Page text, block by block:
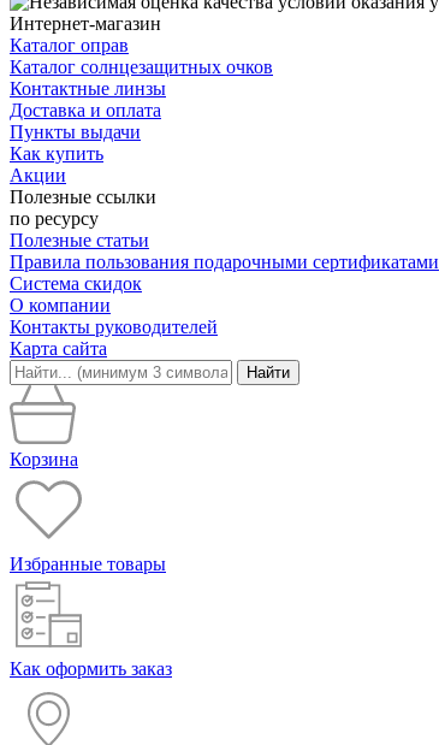
Интернет-магазин
Каталог оправ
Каталог солнцезащитных очков
Контактные линзы
Доставка и оплата
Пункты выдачи
Как купить
Акции
Полезные ссылки
по ресурсу
Полезные статьи
Правила пользования подарочными сертификатами
Система скидок
О компании
Контакты руководителей
Карта сайта
Найти
Корзина
Избранные товары
Как оформить заказ